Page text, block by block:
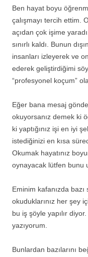
Ben hayat boyu
çalışmayı tercih ettim.
açıdan çok işime
sınırlı kaldı. Bunun
insanları izleyerek ve
ederek geliştirdiğimi
“profesyonel koçum”
Eğer bana mesaj
okuyorsanız demek ki
ki yaptığınız işi en iyi
istediğinizi en kısa
Okumak hayatınız
oynayacak lütfen bunu
Eminim kafanızda
okuduklarınız her şey
bu iş şöyle yapılır
yazıyorum.
Bunlardan bazılarını